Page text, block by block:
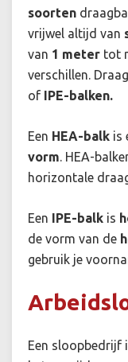
soorten
vrijwel altijd van
van 1 meter tot
verschillen.
of IPE-balken.
Een HEA-balk is
vorm. HEA-
horizontale
Een IPE-balk is
de vorm van de
gebruik je
Een sloopbedrijf